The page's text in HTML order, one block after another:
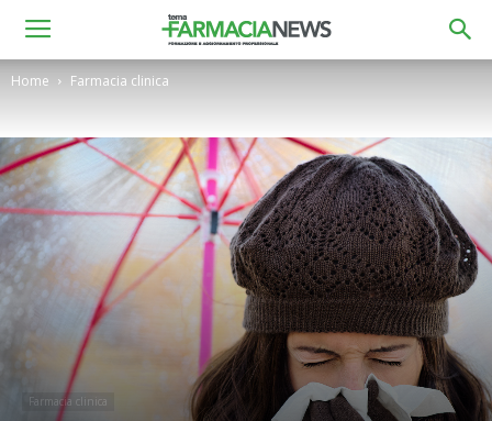
Home Farmacia clinica
Farmacia clinica